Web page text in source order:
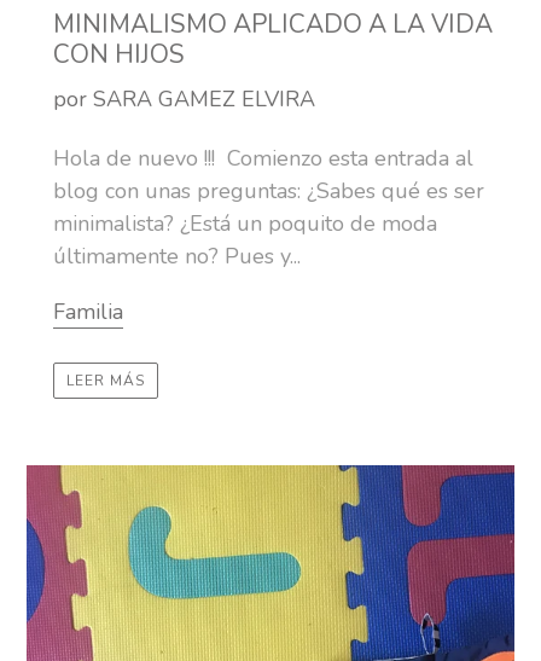
MINIMALISMO APLICADO A LA VIDA
CON HIJOS
por SARA GAMEZ ELVIRA
Hola de nuevo !!! Comienzo esta entrada al
blog con unas preguntas: ¿Sabes qué es ser
minimalista? ¿Está un poquito de moda
últimamente no? Pues y...
Familia
LEER MÁS